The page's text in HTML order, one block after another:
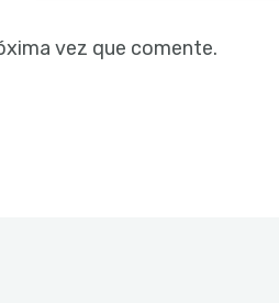
vez que comente.